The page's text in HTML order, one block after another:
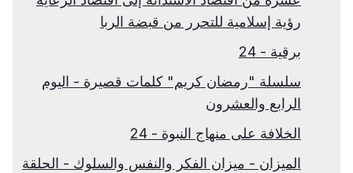
رؤية إسلامية للتحرر من قبضة الربا
برقية - 24
سلسلة "رمضان كريم" كلمات قصيرة - اليوم
الرابع والعشرون
الخلافة على منهاج النبوة - 24
الميزان - ميزان الفكر والنفس والسلوك - الحلقة